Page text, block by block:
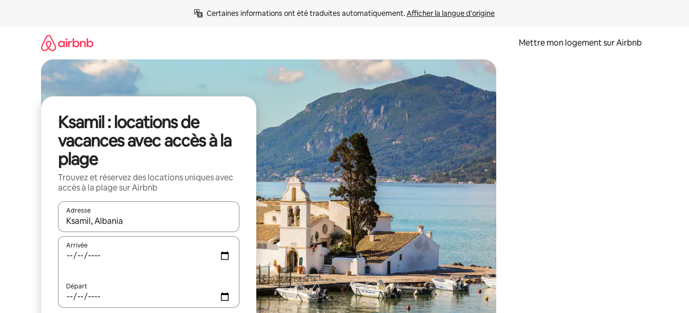
Certaines informations ont été traduites automatiquement. Afficher la langue d'origine
Mettre mon logement sur Airbnb
Ksamil : locations de
vacances avec accès à la
plage
Trouvez et réservez des locations uniques avec
accès à la plage sur Airbnb
Adresse
Lorsque les résultats s'affichent, utilisez les flèches vers le haut et vers le bas pour les parcourir ou en appuyant et en faisant glisser.
Arrivée
Départ